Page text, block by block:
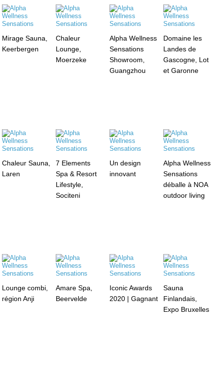
Mirage Sauna,
Keerbergen
Chaleur
Lounge,
Moerzeke
Alpha Wellness
Sensations
Showroom,
Guangzhou
Domaine les
Landes de
Gascogne, Lot
et Garonne
Chaleur Sauna,
Laren
7 Elements
Spa & Resort
Lifestyle,
Sociteni
Un design
innovant
Alpha Wellness
Sensations
déballe à NOA
outdoor living
Lounge combi,
région Anji
Amare Spa,
Beervelde
Iconic Awards
2020 | Gagnant
Sauna
Finlandais,
Expo Bruxelles